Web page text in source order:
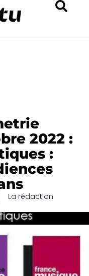
2022 :
:
La rédaction